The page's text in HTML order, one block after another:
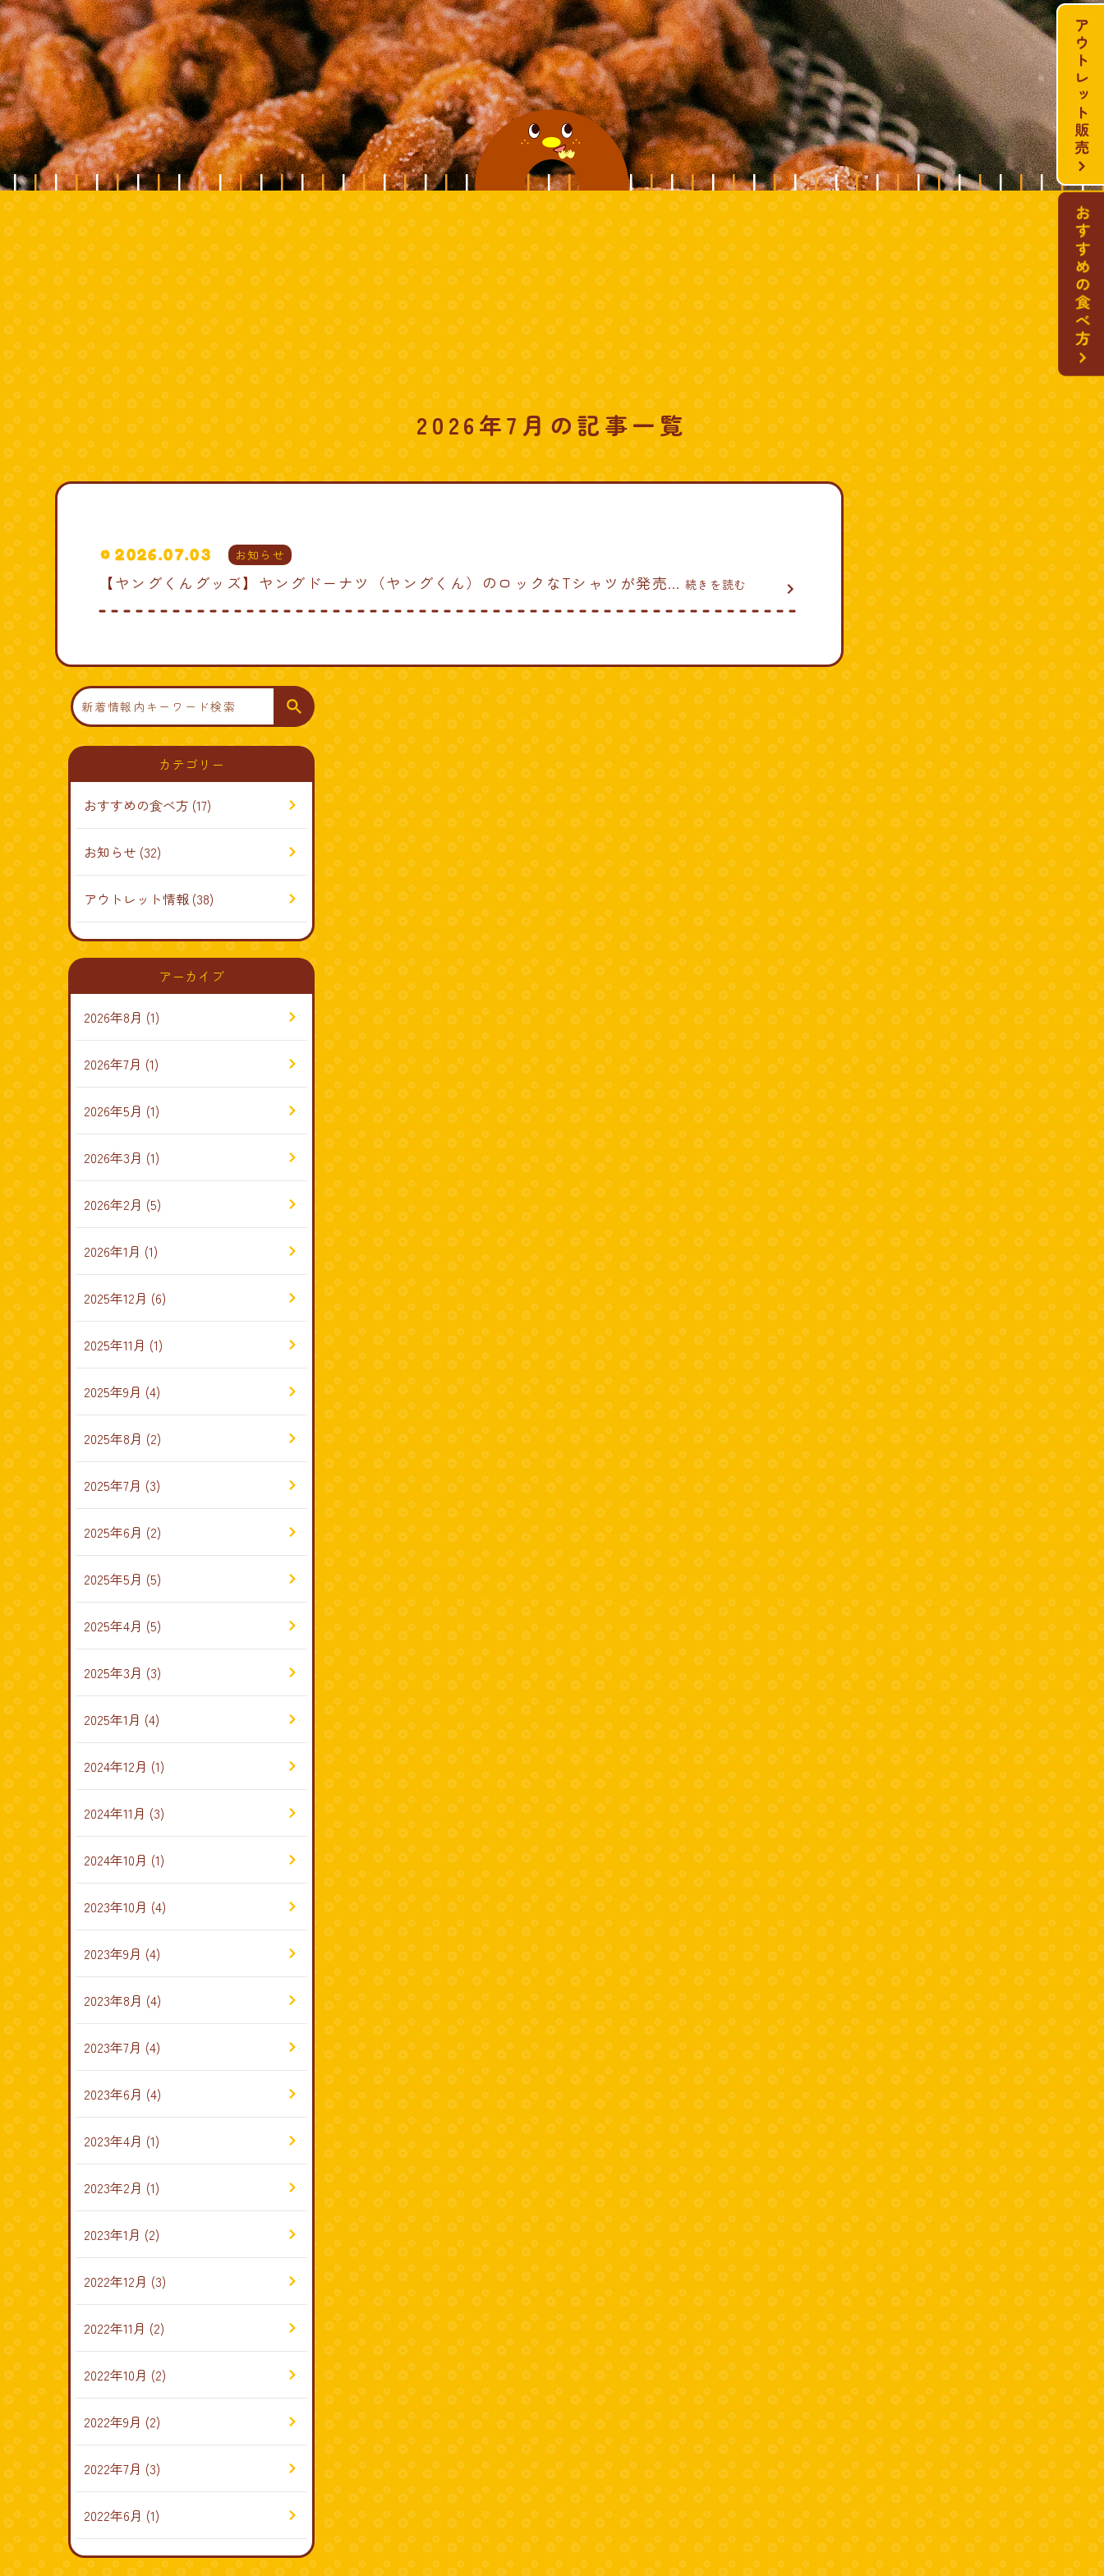
2026年7月の記事一覧
2026.07.03 お知らせ
【ヤングくんグッズ】ヤングドーナツ（ヤングくん）のロックなTシャツが発売... 続きを読む navigate_next
検
索
カテゴリー
おすすめの食べ方 (17)
お知らせ (32)
アウトレット情報 (38)
アーカイブ
2026年8月 (1)
2026年7月 (1)
2026年5月 (1)
2026年3月 (1)
2026年2月 (5)
2026年1月 (1)
2025年12月 (6)
2025年11月 (1)
2025年9月 (4)
2025年8月 (2)
2025年7月 (3)
2025年6月 (2)
2025年5月 (5)
2025年4月 (5)
2025年3月 (3)
2025年1月 (4)
2024年12月 (1)
2024年11月 (3)
2024年10月 (1)
2023年10月 (4)
2023年9月 (4)
2023年8月 (4)
2023年7月 (4)
2023年6月 (4)
2023年4月 (1)
2023年2月 (1)
2023年1月 (2)
2022年12月 (3)
2022年11月 (2)
2022年10月 (2)
2022年9月 (2)
2022年7月 (3)
2022年6月 (1)